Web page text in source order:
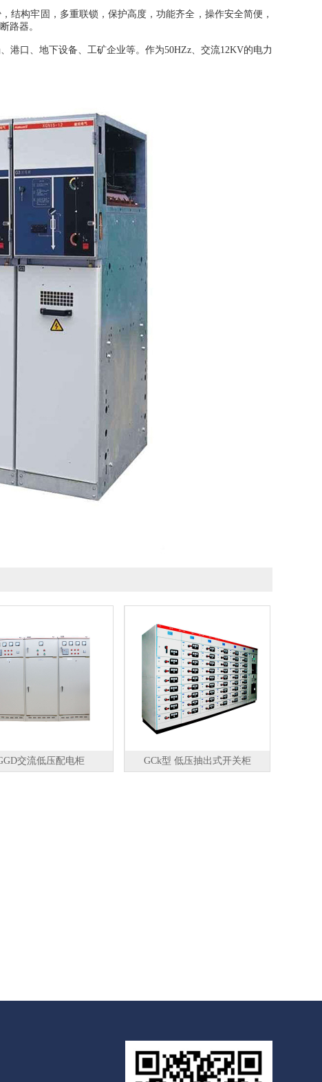
结构牢固，多重联锁，保护高度，功能齐全，操作安全简便，
路器。
港口、地下设备、工矿企业等。作为50HZz、交流12KV的电力
交流低压配电柜 GCk型 低压抽出式开关柜